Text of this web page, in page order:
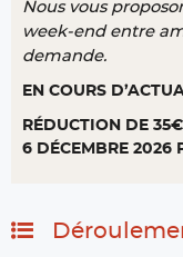
Nous vous
week-end entre
demande.
EN COURS
RÉDUCTION DE
6 DÉCEMBRE 2026